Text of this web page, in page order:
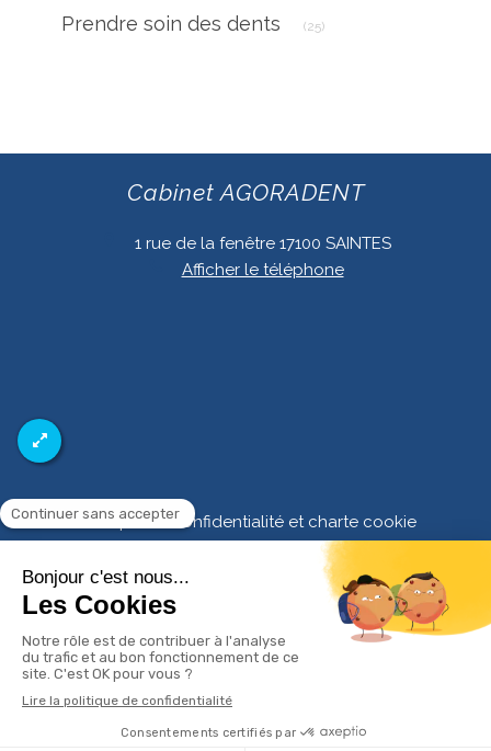
Prendre soin des dents (25)
Cabinet AGORADENT
1 rue de la fenêtre 17100 SAINTES
Afficher le téléphone
Politique de confidentialité et charte cookie
Conditions Générales Utilisation
Charte déontologique
Ordre national
Annuaires chirurgiens dentistes